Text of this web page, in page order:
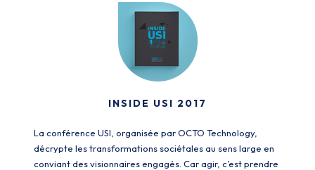
INSIDE USI 2017
La conférence USI, organisée par OCTO Technology,
décrypte les transformations sociétales au sens large en
conviant des visionnaires engagés. Car agir, c’est prendre